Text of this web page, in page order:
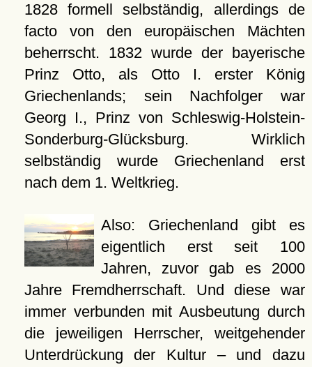
1828 formell selbständig, allerdings de
facto von den europäischen Mächten
beherrscht. 1832 wurde der bayerische
Prinz Otto, als Otto I. erster König
Griechenlands; sein Nachfolger war
Georg I., Prinz von Schleswig-Holstein-
Sonderburg-Glücksburg. Wirklich
selbständig wurde Griechenland erst
nach dem 1. Weltkrieg.
Also: Griechenland gibt es
eigentlich erst seit 100
Jahren, zuvor gab es 2000
Jahre Fremdherrschaft. Und diese war
immer verbunden mit Ausbeutung durch
die jeweiligen Herrscher, weitgehender
Unterdrückung der Kultur – und dazu